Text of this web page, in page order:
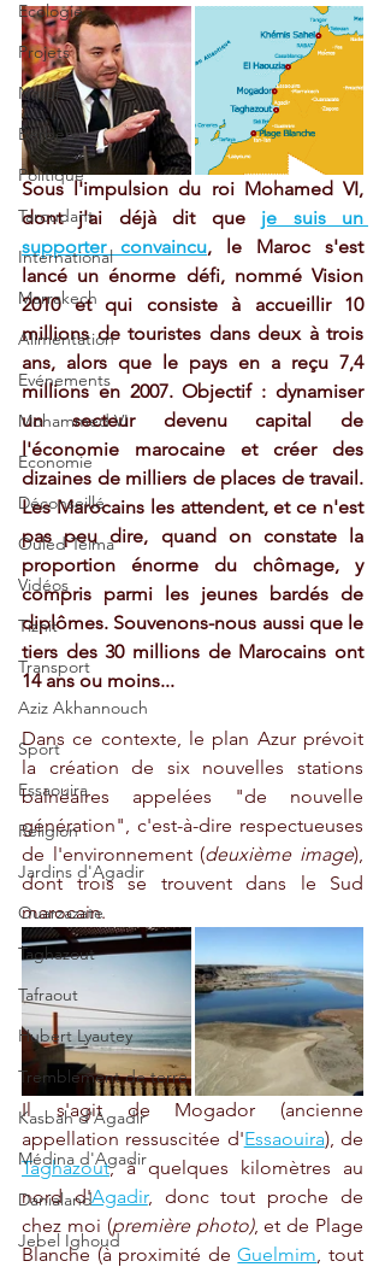
Ecologie
Projets
Nature
Berbère
Politique
Taroudant
International
Marrakech
Alimentation
Evénements
Mohammed VI
Economie
Déconseillé
Ouled Teima
Vidéos
Tiznit
Transport
Aziz Akhannouch
Sport
Essaouira
Religion
Jardins d'Agadir
Ouarzazate
Taghazout
Tafraout
Hubert Lyautey
Tremblement de terre
Kasbah d'Agadir
Médina d'Agadir
Danialand
Jebel Ighoud
Sous l'impulsion du roi Mohamed VI,
dont j'ai déjà dit que je suis un
supporter convaincu, le Maroc s'est
lancé un énorme défi, nommé Vision
2010 et qui consiste à accueillir 10
millions de touristes dans deux à trois
ans, alors que le pays en a reçu 7,4
millions en 2007. Objectif : dynamiser
un secteur devenu capital de
l'économie marocaine et créer des
dizaines de milliers de places de travail.
Les Marocains les attendent, et ce n'est
pas peu dire, quand on constate la
proportion énorme du chômage, y
compris parmi les jeunes bardés de
diplômes. Souvenons-nous aussi que le
tiers des 30 millions de Marocains ont
14 ans ou moins...
Dans ce contexte, le plan Azur prévoit
la création de six nouvelles stations
balnéaires appelées "de nouvelle
génération", c'est-à-dire respectueuses
de l'environnement (deuxième image),
dont trois se trouvent dans le Sud
marocain.
Il s'agit de Mogador (ancienne
appellation ressuscitée d'Essaouira
Taghazout, à quelques kilomètres au
nord d'Agadir, donc tout proche de
chez moi (première photo), et de Plage
Blanche (à proximité de Guelmim, tout